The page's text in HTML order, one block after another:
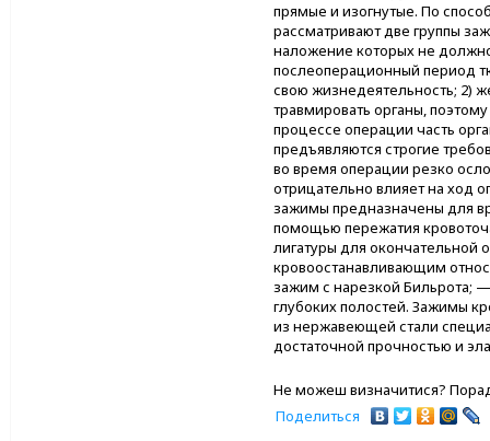
прямые и изогнутые. По
рассматривают две группы
наложение которых не
послеоперационный период
свою жизнедеятельность; 2)
травмировать органы,
процессе операции часть
предъявляются строгие
во время операции резко
отрицательно влияет на ход
зажимы предназначены для
помощью пережатия
лигатуры для окончательной
кровоостанавливающим
зажим с нарезкой Бильрота;
глубоких полостей. Зажимы
из нержавеющей стали
достаточной прочностью и
Не можеш визначитися?
Поделиться